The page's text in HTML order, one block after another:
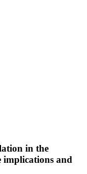
in the
implications and